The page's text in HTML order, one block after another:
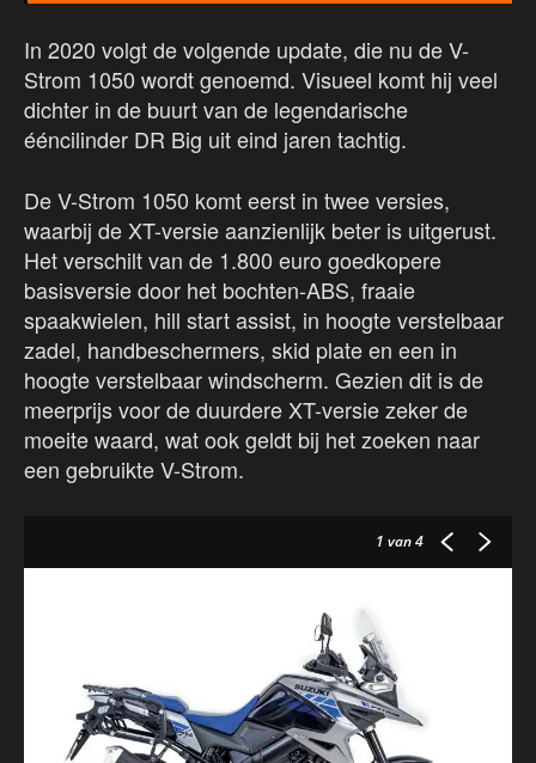
In 2020 volgt de volgende update, die nu de V-
Strom 1050 wordt genoemd. Visueel komt hij veel
dichter in de buurt van de legendarische
ééncilinder DR Big uit eind jaren tachtig.
De V-Strom 1050 komt eerst in twee versies,
waarbij de XT-versie aanzienlijk beter is uitgerust.
Het verschilt van de 1.800 euro goedkopere
basisversie door het bochten-ABS, fraaie
spaakwielen, hill start assist, in hoogte verstelbaar
zadel, handbeschermers, skid plate en een in
hoogte verstelbaar windscherm. Gezien dit is de
meerprijs voor de duurdere XT-versie zeker de
moeite waard, wat ook geldt bij het zoeken naar
een gebruikte V-Strom.
1 van 4